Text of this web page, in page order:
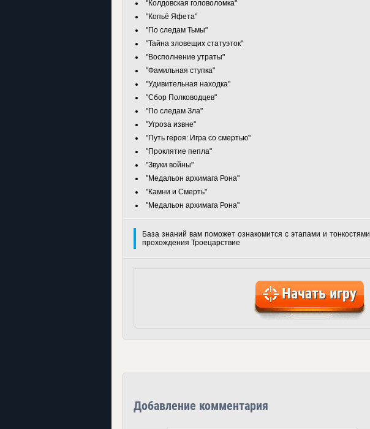
"Колдовская головоломка"
"Копьё Яфета"
"По следам Тьмы"
"Тайна зловещих статуэток"
"Восполнение утраты"
"Фамильная ступка"
"Удивительная находка"
"Сбор Полководцев"
"По следам Зла"
"Угроза извне"
"Путь героя: Игра со смертью"
"Проклятие пепла"
"Звуки войны"
"Медальон архимага Рона"
"Камни и Смерть"
"Медальон архимага Рона"
База знаний вам поможет ознакомится с этапами и тонкостями
прохождения Троецарствие
Начать игру
Добавление комментария